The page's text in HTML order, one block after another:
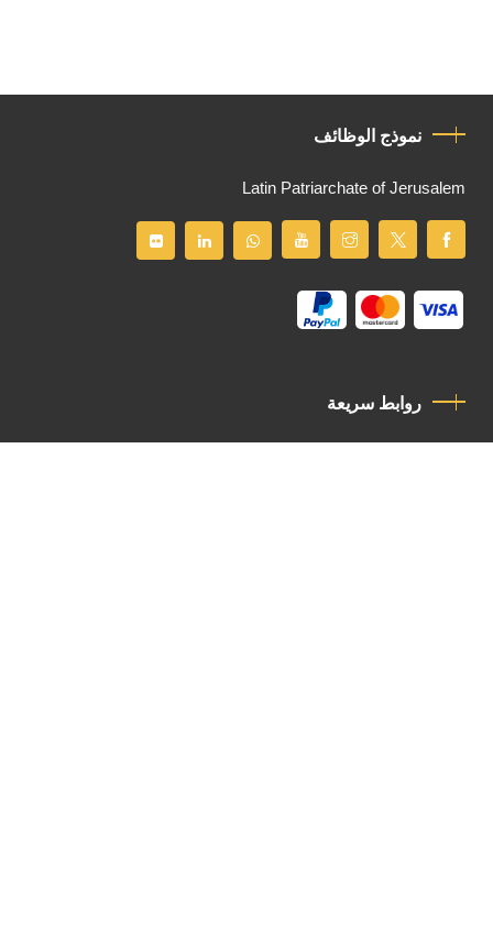
نموذج الوظائف
Latin Patriarchate of Jerusalem
روابط سريعة